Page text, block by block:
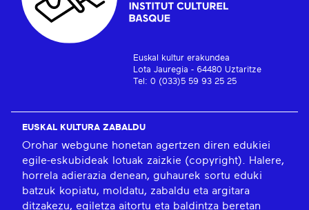
Euskal kultur erakundea
Lota Jauregia - 64480 Uztaritze
Tel: 0 (033)5 59 93 25 25
EUSKAL KULTURA ZABALDU
Orohar webgune honetan agertzen diren edukiei
egile-eskubideak lotuak zaizkie (copyright). Halere,
horrela adierazia denean, guhaurek sortu eduki
batzuk kopiatu, moldatu, zabaldu eta argitara
ditzakezu, egiletza aitortu eta baldintza beretan